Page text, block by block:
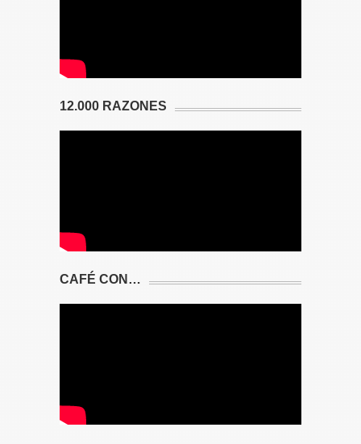
12.000 RAZONES
CAFÉ CON…